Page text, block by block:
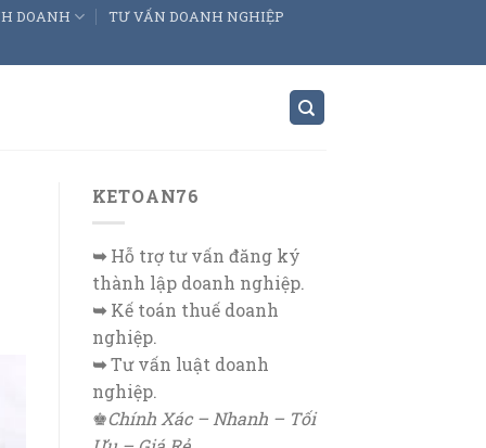
DOANH
TƯ VẤN DOANH NGHIỆP
KETOAN76
➥Hỗ trợ tư vấn đăng ký
thành lập doanh nghiệp.
➥Kế toán thuế doanh
nghiệp.
➥Tư vấn luật doanh
nghiệp.
♚Chính Xác – Nhanh – Tối